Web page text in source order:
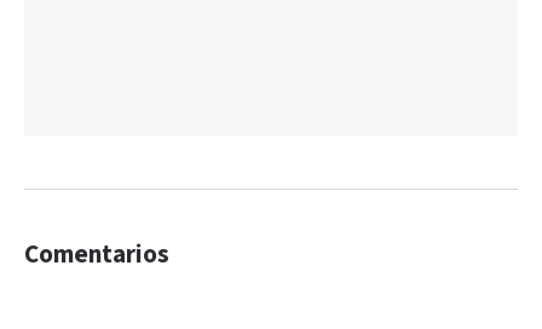
Comentarios